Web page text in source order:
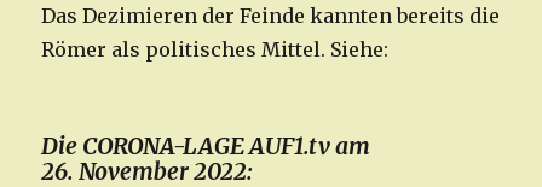
Das Dezimieren der Feinde kannten bereits die
Römer als politisches Mittel. Siehe:
Die CORONA-LAGE AUF1.tv am
26. November 2022: